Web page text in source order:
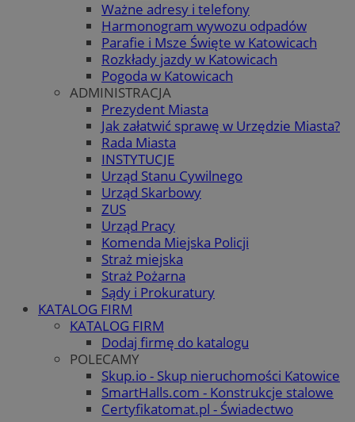
Ważne adresy i telefony
Harmonogram wywozu odpadów
Parafie i Msze Święte w Katowicach
Rozkłady jazdy w Katowicach
Pogoda w Katowicach
ADMINISTRACJA
Prezydent Miasta
Jak załatwić sprawę w Urzędzie Miasta?
Rada Miasta
INSTYTUCJE
Urząd Stanu Cywilnego
Urząd Skarbowy
ZUS
Urząd Pracy
Komenda Miejska Policji
Straż miejska
Straż Pożarna
Sądy i Prokuratury
KATALOG FIRM
KATALOG FIRM
Dodaj firmę do katalogu
POLECAMY
Skup.io - Skup nieruchomości Katowice
SmartHalls.com - Konstrukcje stalowe
Certyfikatomat.pl - Świadectwo